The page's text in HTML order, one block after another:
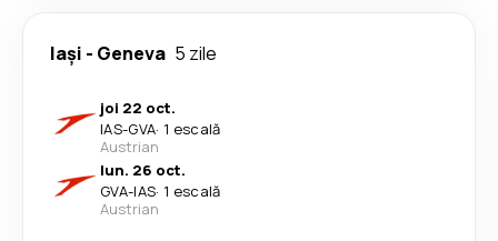
Iași - Geneva 5 zile
joi 22 oct.
IAS-GVA· 1 escală
Austrian
lun. 26 oct.
GVA-IAS· 1 escală
Austrian